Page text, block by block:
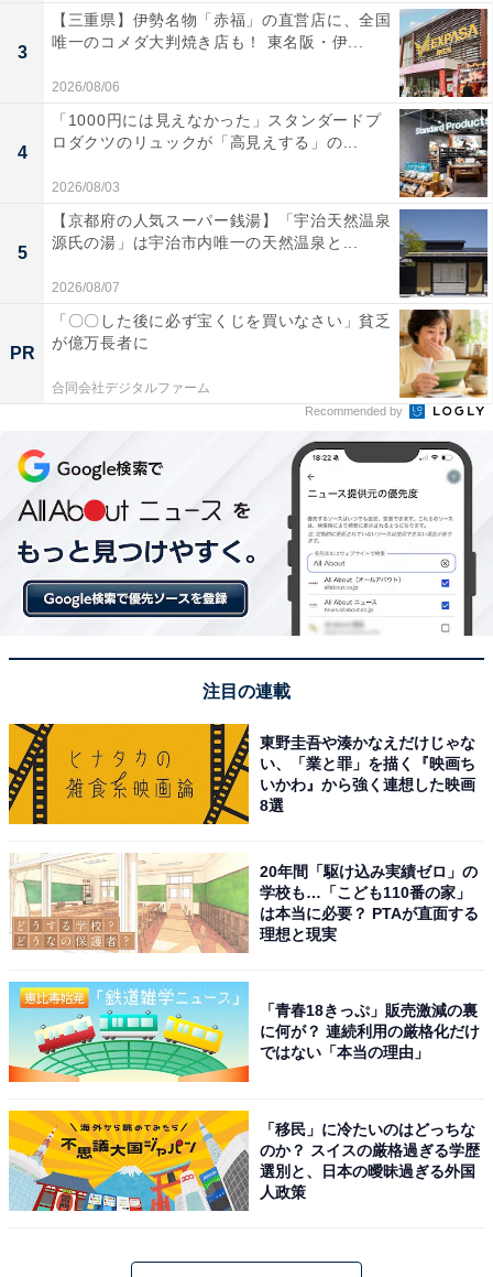
3
【三重県】伊勢名物「赤福」の直営店に、全国
唯一のコメダ大判焼き店も！ 東名阪・伊...
2026/08/06
4
「1000円には見えなかった」スタンダードプ
ロダクツのリュックが「高見えする」の...
2026/08/03
5
【京都府の人気スーパー銭湯】「宇治天然温泉
源氏の湯」は宇治市内唯一の天然温泉と...
2026/08/07
PR
「〇〇した後に必ず宝くじを買いなさい」貧乏
が億万長者に
合同会社デジタルファーム
Recommended by
注目の連載
東野圭吾や湊かなえだけじゃな
い、「業と罪」を描く『映画ち
いかわ』から強く連想した映画
8選
20年間「駆け込み実績ゼロ」の
学校も…「こども110番の家」
は本当に必要？ PTAが直面する
理想と現実
「青春18きっぷ」販売激減の裏
に何が？ 連続利用の厳格化だけ
ではない「本当の理由」
「移民」に冷たいのはどっちな
のか？ スイスの厳格過ぎる学歴
選別と、日本の曖昧過ぎる外国
人政策